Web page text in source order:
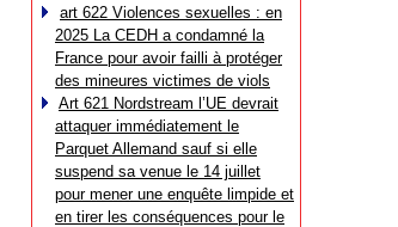
art 622 Violences sexuelles : en
2025 La CEDH a condamné la
France pour avoir failli à protéger
des mineures victimes de viols
Art 621 Nordstream l’UE devrait
attaquer immédiatement le
Parquet Allemand sauf si elle
suspend sa venue le 14 juillet
pour mener une enquête limpide et
en tirer les conséquences pour le